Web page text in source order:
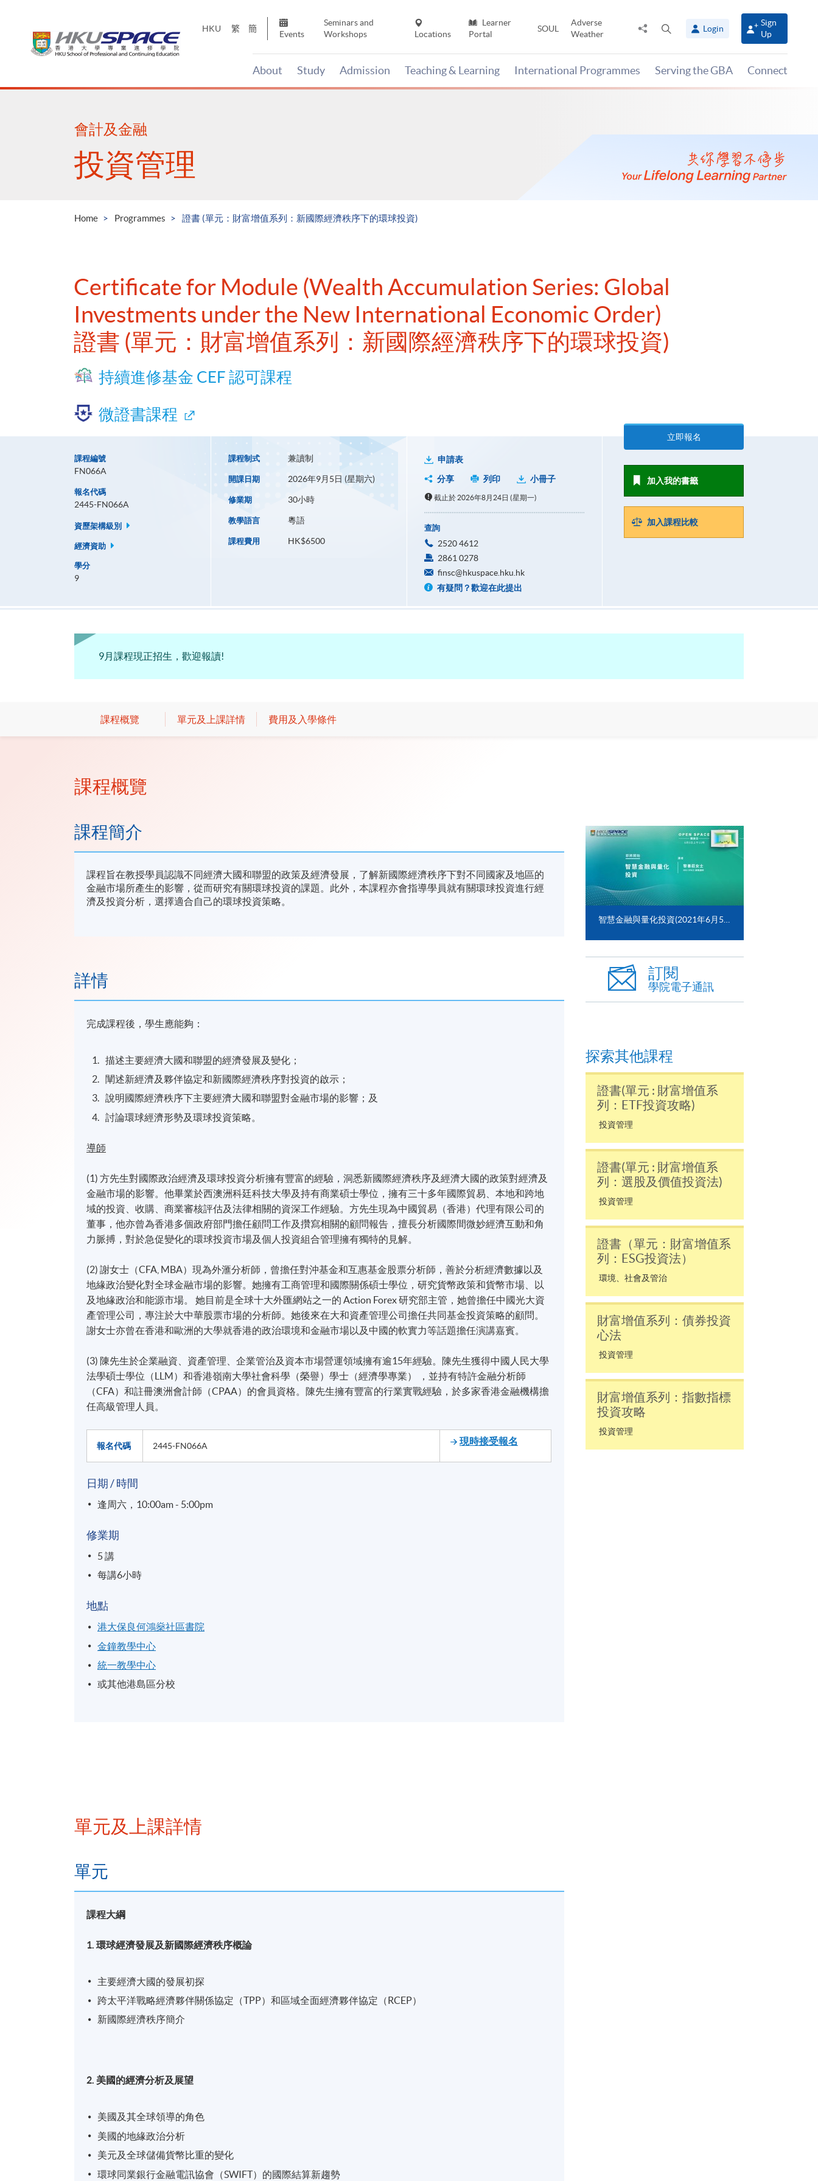
HKU 繁 簡
Events
Seminars and
Workshops
Locations
Learner
Portal
SOUL
Adverse
Weather
Share
panel
Login
Sign
Up
About Study Admission Teaching & Learning International Programmes Serving the GBA Connect
Main
會計及金融
投資管理
Home Programmes 證書 (單元：財富增值系列：新國際經濟秩序下的環球投資)
Certificate for Module (Wealth Accumulation Series: Global
Investments under the New International Economic Order)
證書 (單元：財富增值系列：新國際經濟秩序下的環球投資)
持續進修基金 CEF 認可課程
微證書課程
課程編號
FN066A
報名代碼
2445-FN066A
資歷架構級別
經濟資助
學分
9
課程制式 兼讀制
開課日期 2026年9月5日 (星期六)
修業期 30小時
教學語言 粵語
課程費用 HK$6500
申請表
分享
列印 小冊子
截止於 2026年8月24日 (星期一)
查詢
2520 4612
2861 0278
finsc@hkuspace.hku.hk
有疑問？歡迎在此提出
立即報名
加入我的書籤
加入課程比較
9月課程現正招生，歡迎報讀!
課程概覽 單元及上課詳情 費用及入學條件
課程概覽
課程簡介
課程旨在教授學員認識不同經濟大國和聯盟的政策及經濟發展，了解新國際經濟秩序下對不同國家及地區的
金融市場所產生的影響，從而研究有關環球投資的課題。此外，本課程亦會指導學員就有關環球投資進行經
濟及投資分析，選擇適合自己的環球投資策略。
詳情
完成課程後，學生應能夠：
描述主要經濟大國和聯盟的經濟發展及變化；
闡述新經濟及夥伴協定和新國際經濟秩序對投資的啟示；
說明國際經濟秩序下主要經濟大國和聯盟對金融市場的影響；及
討論環球經濟形勢及環球投資策略。
導師
(1) 方先生對國際政治經濟及環球投資分析擁有豐富的經驗，洞悉新國際經濟秩序及經濟大國的政策對經濟及
金融市場的影響。他畢業於西澳洲科廷科技大學及持有商業碩士學位，擁有三十多年國際貿易、本地和跨地
域的投資、收購、商業審核評估及法律相關的資深工作經驗。方先生現為中國貿易（香港）代理有限公司的
董事，他亦曾為香港多個政府部門擔任顧問工作及攢寫相關的顧問報告，擅長分析國際間微妙經濟互動和角
力脈搏，對於急促變化的環球投資市場及個人投資組合管理擁有獨特的見解。
(2) 謝女士（CFA, MBA）現為外滙分析師，曾擔任對沖基金和互惠基金股票分析師，善於分析經濟數據以及
地緣政治變化對全球金融市場的影響。她擁有工商管理和國際關係碩士學位，研究貨幣政策和貨幣市場、以
及地緣政治和能源市場。 她目前是全球十大外匯網站之一的 Action Forex 研究部主管，她曾擔任中國光大資
產管理公司，專注於大中華股票市場的分析師。她後來在大和資產管理公司擔任共同基金投資策略的顧問。
謝女士亦曾在香港和歐洲的大學就香港的政治環境和金融市場以及中國的軟實力等話題擔任演講嘉賓。
(3) 陳先生於企業融資、資產管理、企業管治及資本市場營運領域擁有逾15年經驗。陳先生獲得中國人民大學
法學碩士學位（LLM）和香港嶺南大學社會科學（榮譽）學士（經濟學專業） ，並持有特許金融分析師
（CFA）和註冊澳洲會計師（CPAA）的會員資格。陳先生擁有豐富的行業實戰經驗，於多家香港金融機構擔
任高級管理人員。
報名代碼 2445-FN066A 現時接受報名
日期 / 時間
逢周六，10:00am - 5:00pm
修業期
5 講
每講6小時
地點
港大保良何鴻燊社區書院
金鐘教學中心
統一教學中心
或其他港島區分校
單元及上課詳情
單元
課程大綱
1. 環球經濟發展及新國際經濟秩序概論
主要經濟大國的發展初探
跨太平洋戰略經濟夥伴關係協定（TPP）和區域全面經濟夥伴協定（RCEP）
新國際經濟秩序簡介
2. 美國的經濟分析及展望
美國及其全球領導的角色
美國的地緣政治分析
美元及全球儲備貨幣比重的變化
環球同業銀行金融電訊協會（SWIFT）的國際結算新趨勢
訂閱
學院電子通訊
探索其他課程
證書(單元 : 財富增值系
列：ETF投資攻略)
投資管理
證書(單元 : 財富增值系
列：選股及價值投資法)
投資管理
證書（單元：財富增值系
列：ESG投資法）
環境、社會及管治
財富增值系列：債券投資
心法
投資管理
財富增值系列：指數指標
投資攻略
投資管理